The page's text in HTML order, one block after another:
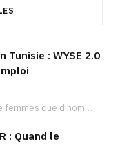
Tunisie : WYSE 2.0
La Tunisie forme plus de femmes que d’hommes dans les filières scientifiques. Pourtant, pour beaucoup…
: Quand le